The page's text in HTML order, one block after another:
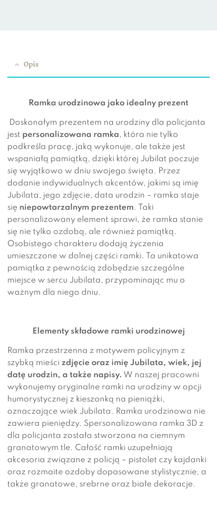
Opis
Ramka urodzinowa jako idealny prezent
Doskonałym prezentem na urodziny dla policjanta
jest personalizowana ramka, która nie tylko
podkreśla pracę, jaką wykonuje, ale także jest
wspaniałą pamiątką, dzięki której Jubilat poczuje
się wyjątkowo w dniu swojego święta. Przez
dodanie indywidualnych akcentów, jakimi są imię
Jubilata, jego zdjęcie, data urodzin – ramka staje
się niepowtarzalnym prezentem. Taki
personalizowany element sprawi, że ramka stanie
się nie tylko ozdobą, ale również pamiątką.
Osobistego charakteru dodają życzenia
umieszczone w dolnej części ramki. Ta unikatowa
pamiątka z pewnością zdobędzie szczególne
miejsce w sercu Jubilata, przypominając mu o
ważnym dla niego dniu.
Elementy składowe ramki urodzinowej
Ramka przestrzenna z motywem policyjnym z
szybką mieści zdjęcie oraz imię Jubilata, wiek, jej
datę urodzin, a także napisy. W naszej pracowni
wykonujemy oryginalne ramki na urodziny w opcji
humorystycznej z kieszonką na pieniążki,
oznaczające wiek Jubilata. Ramka urodzinowa nie
zawiera pieniędzy. Spersonalizowana ramka 3D z
dla policjanta została stworzona na ciemnym
granatowym tle. Całość ramki uzupełniają
akcesoria związane z policją – pistolet czy kajdanki
oraz rozmaite ozdoby dopasowane stylistycznie, a
także granatowe, srebrne oraz białe dekoracje.